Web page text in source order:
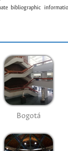
bibliographic
Bogotá